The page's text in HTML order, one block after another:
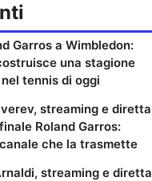
Garros a Wimbledon:
una stagione
tennis di oggi
streaming e diretta
Roland Garros:
che la trasmette
streaming e diretta